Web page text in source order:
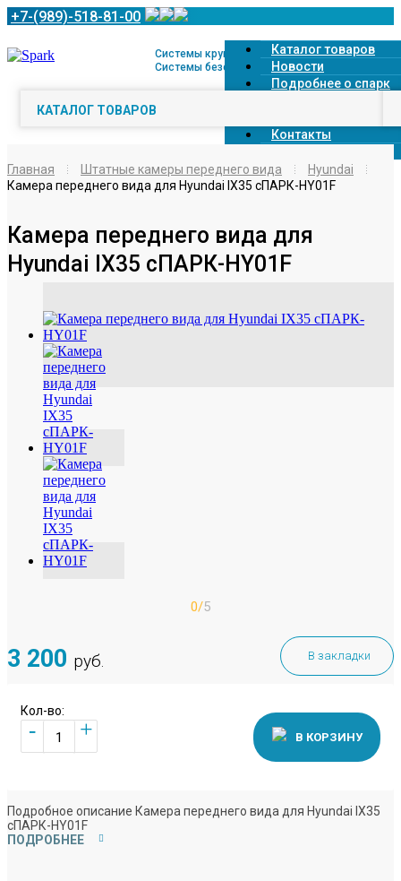
+7-(989)-518-81-00
Системы кругового обзора 360° и
Системы безопасной парковки
Каталог товаров
Новости
Подробнее о спарк
Контакты
КАТАЛОГ ТОВАРОВ
Главная Штатные камеры переднего вида
Hyundai
Камера переднего вида для Hyundai IX35 сПАРК-HY01F
Камера переднего вида для
Hyundai IX35 сПАРК-HY01F
0/5
3 200 руб. В закладки
Кол-во:
- + В КОРЗИНУ
Подробное описание Камера переднего вида для Hyundai IX35
сПАРК-HY01F
ПОДРОБНЕЕ